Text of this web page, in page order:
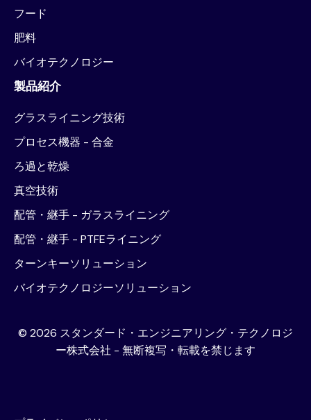
フード
肥料
バイオテクノロジー
製品紹介
グラスライニング技術
プロセス機器 - 合金
ろ過と乾燥
真空技術
配管・継手 - ガラスライニング
配管・継手 - PTFEライニング
ターンキーソリューション
バイオテクノロジーソリューション
© 2026 スタンダード・エンジニアリング・テクノロジ
ー株式会社 - 無断複写・転載を禁じます